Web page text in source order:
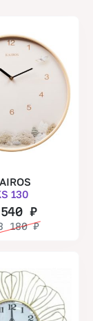
130
₽
180₽